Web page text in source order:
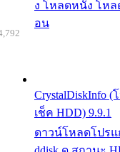
ง โหลดหนัง โหล
อน
CrystalDiskInfo (
เช็ค HDD) 9.9.1
ดาวน์โหลดโปรแ